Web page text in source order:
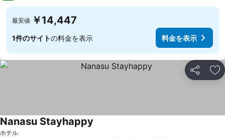
最安値 ￥14,447
1件のサイトの料金を表示 料金を表示
シェア お
ホテル
Nanasu Stayhappy